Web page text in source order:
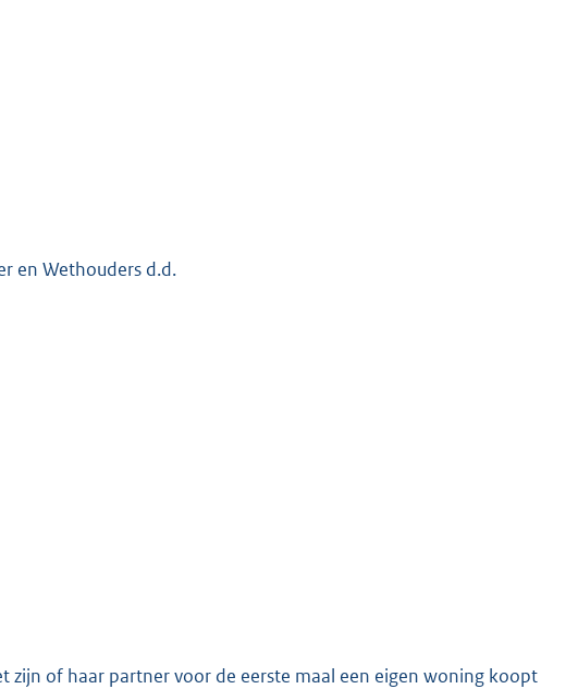
en Wethouders d.d.
zijn of haar partner voor de eerste maal een eigen woning koopt